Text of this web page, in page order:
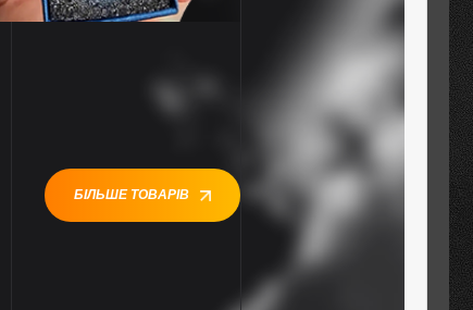
БІЛЬШЕ ТОВАРІВ